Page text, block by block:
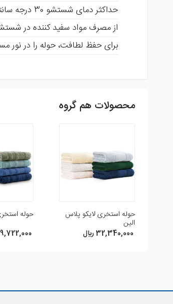
حداکثر دمای شستشو 30 درجه سانتی گراد
از مصرف مواد سفید کننده در
برای حفظ لطافت، حوله را در نور
ثبت نظر
شما می توانید با ثبت نظر و امتیاز خود ما
افزودن نظر
محصولات هم گروه
حوله استخری لایکو پلاس
الین
32,340,000 ريال
حوله
29,722,000